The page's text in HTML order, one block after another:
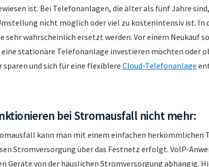
ist. Bei Telefonanlagen, die älter als fünf Jahre
nicht möglich oder viel zu kostenintensiv ist. In
sehr wahrscheinlich ersetzt werden. Vor einem Neukauf
stationäre Telefonanlage investieren möchten oder
und sich für eine flexiblere Cloud-Telefonanlage
bei Stromausfall nicht mehr:
kann man mit einem einfachen herkömmlichen
Stromversorgung über das Festnetz erfolgt. VoIP-
Geräte von der häuslichen Stromversorgung abhängig.